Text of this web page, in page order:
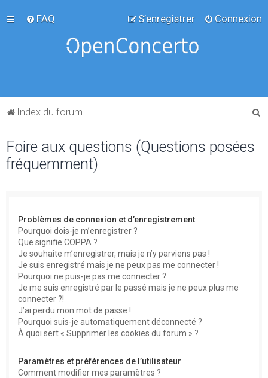
FAQ Connexion
S’enregistrer
Index du forum
Foire aux questions (Questions posées
fréquemment)
Problèmes de connexion et d’enregistrement
Pourquoi dois-je m’enregistrer ?
Que signifie COPPA ?
Je souhaite m’enregistrer, mais je n’y parviens pas !
Je suis enregistré mais je ne peux pas me connecter !
Pourquoi ne puis-je pas me connecter ?
Je me suis enregistré par le passé mais je ne peux plus me
connecter ?!
J’ai perdu mon mot de passe !
Pourquoi suis-je automatiquement déconnecté ?
À quoi sert « Supprimer les cookies du forum » ?
Paramètres et préférences de l’utilisateur
Comment modifier mes paramètres ?